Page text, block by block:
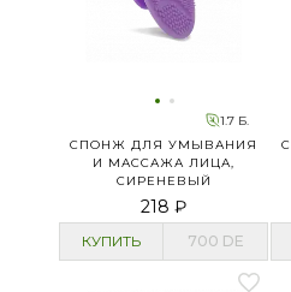
1.7 Б.
СПОНЖ ДЛЯ УМЫВАНИЯ
И МАССАЖА ЛИЦА,
СИРЕНЕВЫЙ
218 ₽
КУПИТЬ 700 DE